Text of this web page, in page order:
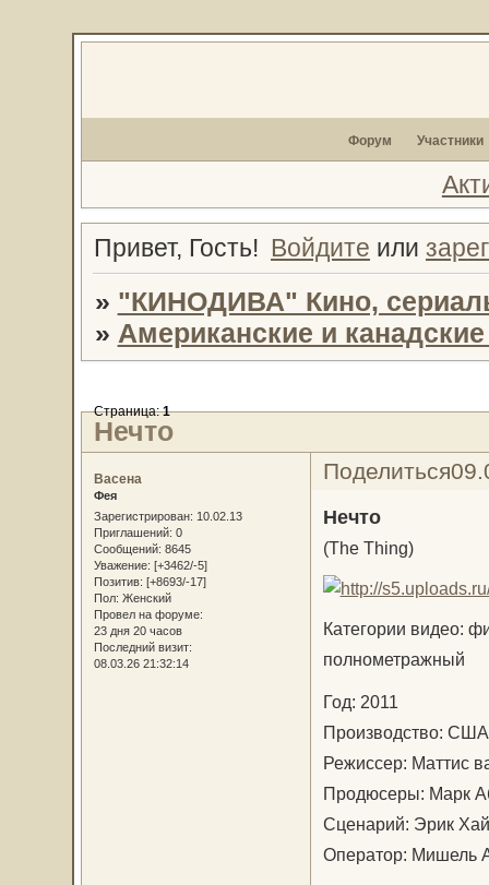
Форум Участники
Привет, Гость! Войдите или
» "КИНОДИВА" Кино,
» Американские и
Нечто
Страница:1
Поделиться
Васена
Фея
Зарегистрирован: 10.02.13
Приглашений: 0
Сообщений: 8645
Уважение: [+3462/-5]
Позитив: [+8693/-17]
Пол: Женский
Провел на форуме:
23 дня 20 часов
Последний визит:
08.03.26 21:32:14
Нечто
(The Thing)
Категории видео:
полнометражный
Год: 2011
Производство:
Режиссер: Маттис
Продюсеры: Марк
Сценарий: Эрик
Оператор: Мишель